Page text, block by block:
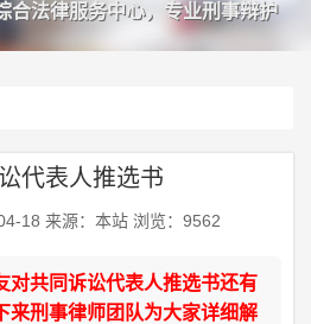
合法律服务中心，专业刑事辩护
代表人推选书
18 来源：本站 浏览：9562
对共同诉讼代表人推选书还有
来刑事律师团队为大家详细解